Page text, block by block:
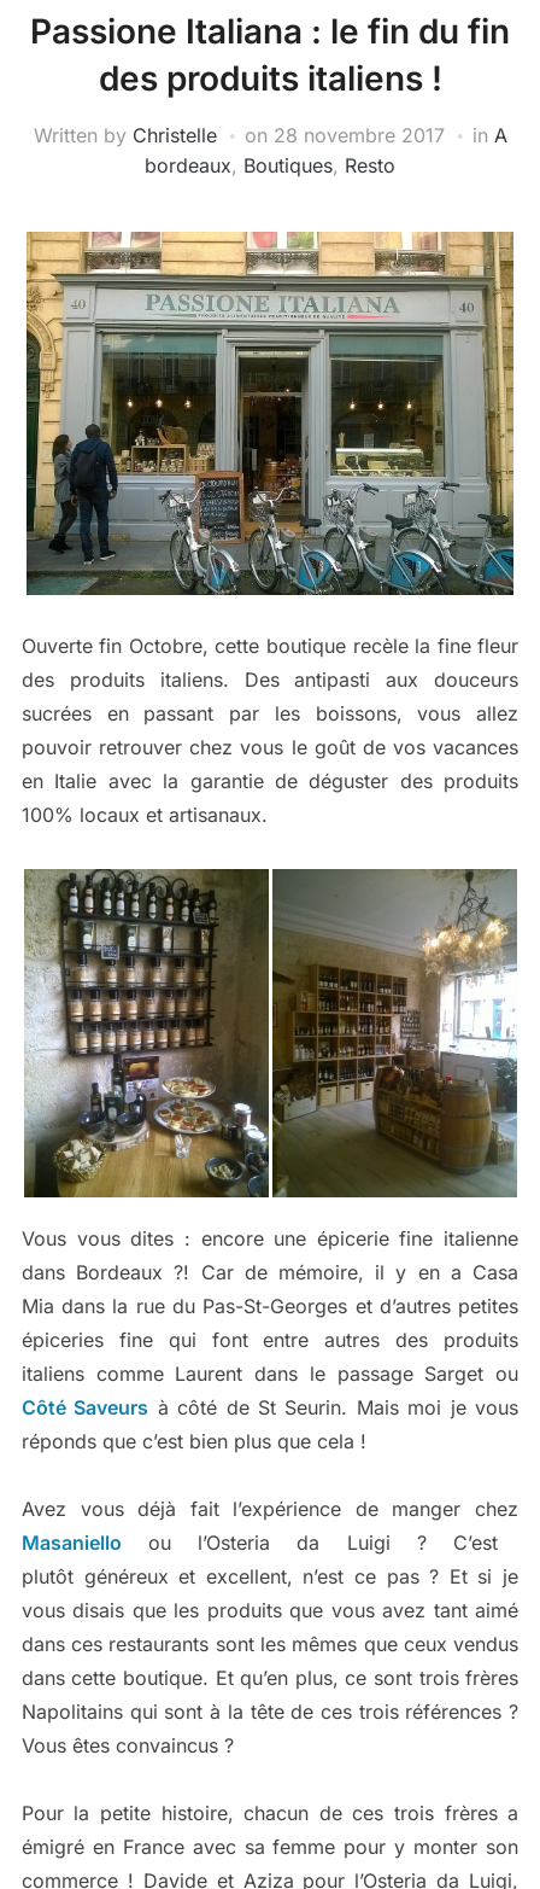
Passione Italiana : le fin du fin
des produits italiens !
Written by Christelle on 28 novembre 2017 in A
bordeaux, Boutiques, Resto
Ouverte fin Octobre, cette boutique recèle la fine fleur
des produits italiens. Des antipasti aux douceurs
sucrées en passant par les boissons, vous allez
pouvoir retrouver chez vous le goût de vos vacances
en Italie avec la garantie de déguster des produits
100% locaux et artisanaux.
Vous vous dites : encore une épicerie fine italienne
dans Bordeaux ?! Car de mémoire, il y en a Casa
Mia dans la rue du Pas-St-Georges et d’autres petites
épiceries fine qui font entre autres des produits
italiens comme Laurent dans le passage Sarget ou
Côté Saveurs à côté de St Seurin. Mais moi je vous
réponds que c’est bien plus que cela !
Avez vous déjà fait l’expérience de manger chez
Masaniello ou l’Osteria da Luigi ? C’est
plutôt généreux et excellent, n’est ce pas ? Et si je
vous disais que les produits que vous avez tant aimé
dans ces restaurants sont les mêmes que ceux vendus
dans cette boutique. Et qu’en plus, ce sont trois frères
Napolitains qui sont à la tête de ces trois références ?
Vous êtes convaincus ?
Pour la petite histoire, chacun de ces trois frères a
émigré en France avec sa femme pour y monter son
commerce ! Davide et Aziza pour l’Osteria da Luigi,